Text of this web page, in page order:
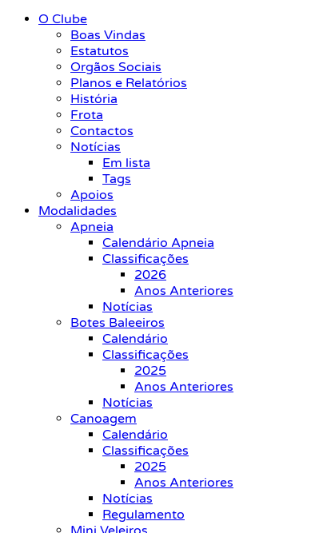
O Clube
Boas Vindas
Estatutos
Orgãos Sociais
Planos e Relatórios
História
Frota
Contactos
Notícias
Em lista
Tags
Apoios
Modalidades
Apneia
Calendário Apneia
Classificações
2026
Anos Anteriores
Notícias
Botes Baleeiros
Calendário
Classificações
2025
Anos Anteriores
Notícias
Canoagem
Calendário
Classificações
2025
Anos Anteriores
Notícias
Regulamento